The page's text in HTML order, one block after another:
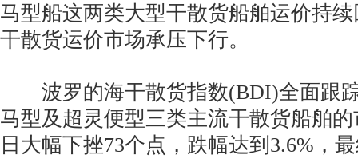
马型船这两类大型干散货船舶运价持
干散货运价市场承压下行。
波罗的海干散货指数(BDI)全面跟
马型及超灵便型三类主流干散货船舶
日大幅下挫73个点，跌幅达到3.6%，